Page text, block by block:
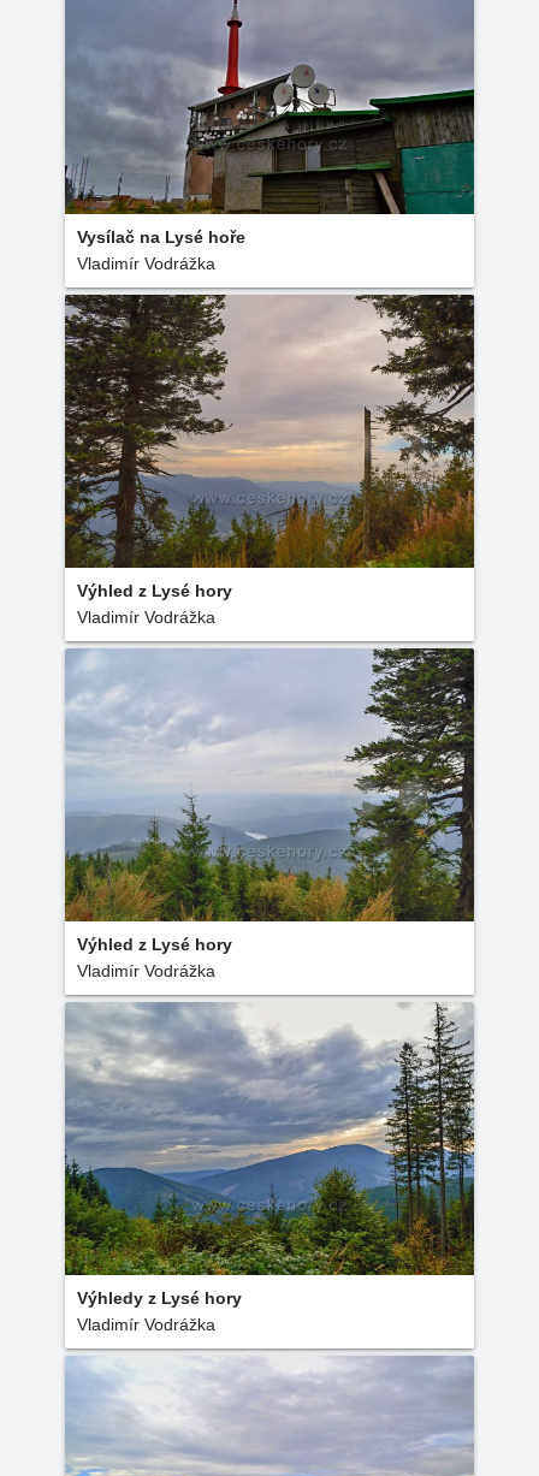
Vysílač na Lysé hoře
Vladimír Vodrážka
Výhled z Lysé hory
Vladimír Vodrážka
Výhled z Lysé hory
Vladimír Vodrážka
Výhledy z Lysé hory
Vladimír Vodrážka